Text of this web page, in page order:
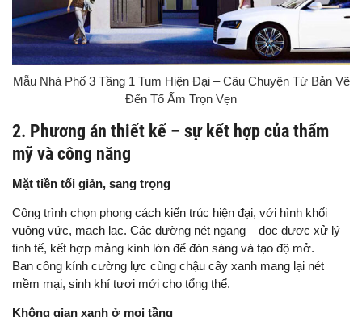
Mẫu Nhà Phố 3 Tầng 1 Tum Hiện Đại – Câu Chuyện Từ Bản Vẽ
Đến Tổ Ấm Trọn Vẹn
2. Phương án thiết kế – sự kết hợp của thẩm
mỹ và công năng
Mặt tiền tối giản, sang trọng
Công trình chọn phong cách kiến trúc hiện đại, với hình khối
vuông vức, mạch lạc. Các đường nét ngang – dọc được xử lý
tinh tế, kết hợp mảng kính lớn để đón sáng và tạo độ mở.
Ban công kính cường lực cùng chậu cây xanh mang lại nét
mềm mại, sinh khí tươi mới cho tổng thể.
Không gian xanh ở mọi tầng